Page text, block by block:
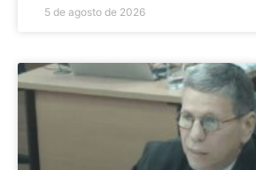
5 de agosto de 2026